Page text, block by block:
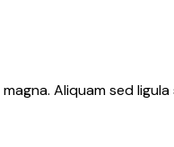
Aliquam sed